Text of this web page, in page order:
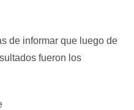
de informar que luego de
fueron los